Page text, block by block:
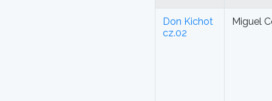
Don Kichot
cz.02
Miguel